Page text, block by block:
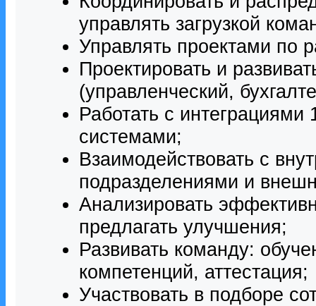
управлять загрузкой
Управлять проектами по
Проектировать и
(управленческий,
Работать с
системами;
Взаимодействовать с
подразделениями и
Анализировать
предлагать улучшения;
Развивать команду:
компетенций, аттестация;
Участвовать в подборе